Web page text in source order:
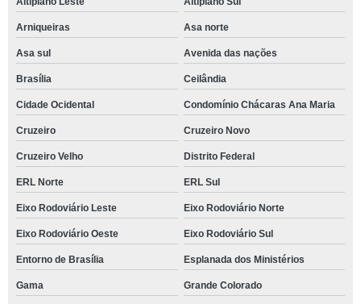
Arniqueiras Asa norte
Asa sul Avenida das nações
Brasília Ceilândia
Cidade Ocidental Condomínio Chácaras Ana Maria
Cruzeiro Cruzeiro Novo
Cruzeiro Velho Distrito Federal
ERL Norte ERL Sul
Eixo Rodoviário Leste Eixo Rodoviário Norte
Eixo Rodoviário Oeste Eixo Rodoviário Sul
Entorno de Brasília Esplanada dos Ministérios
Gama Grande Colorado